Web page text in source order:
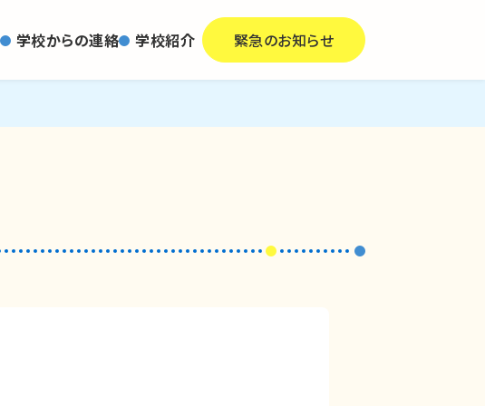
学校からの連絡 学校紹介 緊急のお知らせ